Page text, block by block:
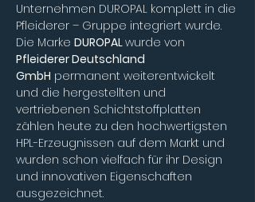
Unternehmen DUROPAL komplett in die
Pfleiderer – Gruppe integriert wurde.
Die Marke DUROPAL wurde von
Pfleiderer Deutschland
GmbH permanent weiterentwickelt
und die hergestellten und
vertriebenen Schichtstoffplatten
zählen heute zu den hochwertigsten
HPL-Erzeugnissen auf dem Markt und
wurden schon vielfach für ihr Design
und innovativen Eigenschaften
ausgezeichnet.